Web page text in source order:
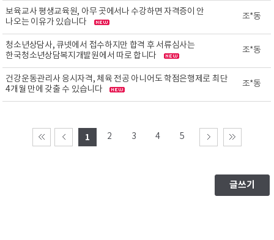
보육교사 평생교육원, 아무 곳에서나 수강하면 자격증이 안
나오는 이유가 있습니다
조*동
청소년상담사, 큐넷에서 접수하지만 합격 후 서류심사는
한국청소년상담복지개발원에서 따로 합니다
조*동
건강운동관리사 응시자격, 체육 전공 아니어도 학점은행제로 최단
4개월 만에 갖출 수 있습니다
조*동
1 2 3 4 5
글쓰기